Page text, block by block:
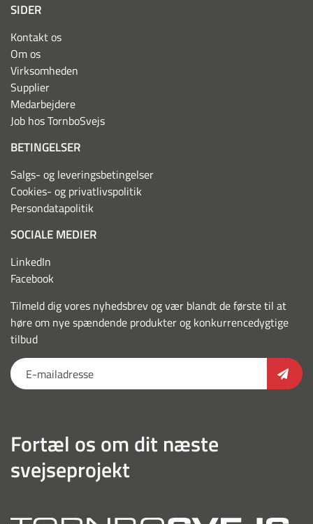
SIDER
Kontakt os
Om os
Virksomheden
Supplier
Medarbejdere
Job hos TornboSvejs
BETINGELSER
Salgs- og leveringsbetingelser
Cookies- og privatlivspolitik
Persondatapolitik
SOCIALE MEDIER
LinkedIn
Facebook
Tilmeld dig vores nyhedsbrev og vær blandt de første til at
høre om nye spændende produkter og konkurrencedygtige
tilbud
Fortæl os om dit næste
svejseprojekt